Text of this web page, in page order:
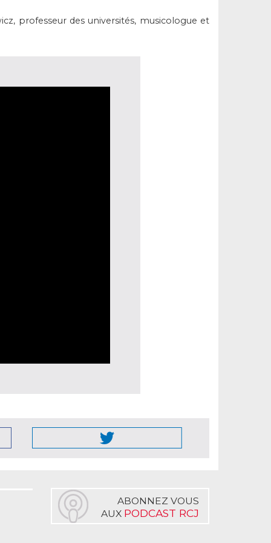
professeur des universités, musicologue et
ABONNEZ VOUS
AUX PODCAST RCJ